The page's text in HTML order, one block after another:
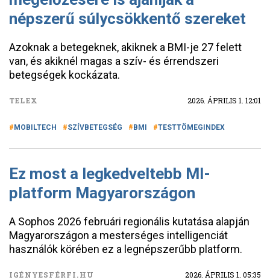
népszerű súlycsökkentő szereket
Azoknak a betegeknek, akiknek a BMI-je 27 felett
van, és akiknél magas a szív- és érrendszeri
betegségek kockázata.
TELEX 2026. ÁPRILIS 1. 12:01
MOBILTECH SZÍVBETEGSÉG BMI TESTTÖMEGINDEX
Ez most a legkedveltebb MI-
platform Magyarországon
A Sophos 2026 februári regionális kutatása alapján
Magyarországon a mesterséges intelligenciát
használók körében ez a legnépszerűbb platform.
IGÉNYESFÉRFI.HU 2026. ÁPRILIS 1. 05:35